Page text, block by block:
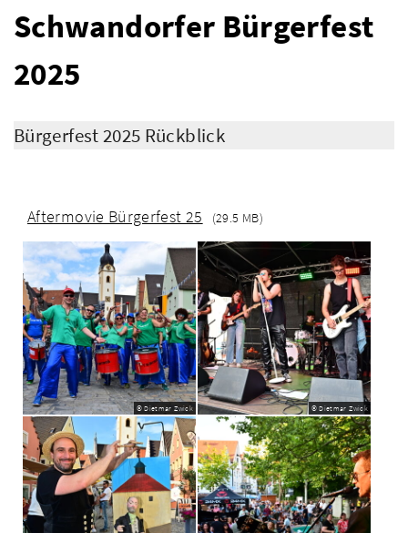
Schwandorfer Bürgerfest
2025
Bürgerfest 2025 Rückblick
Aftermovie Bürgerfest 25 (29.5 MB)
© Dietmar Zwick © Dietmar Zwick